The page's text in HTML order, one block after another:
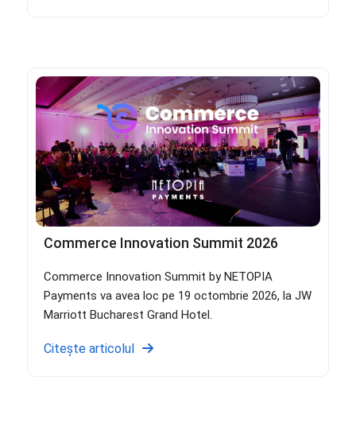
Commerce Innovation Summit 2026
Commerce Innovation Summit by NETOPIA
Payments va avea loc pe 19 octombrie 2026, la JW
Marriott Bucharest Grand Hotel.
Citește articolul